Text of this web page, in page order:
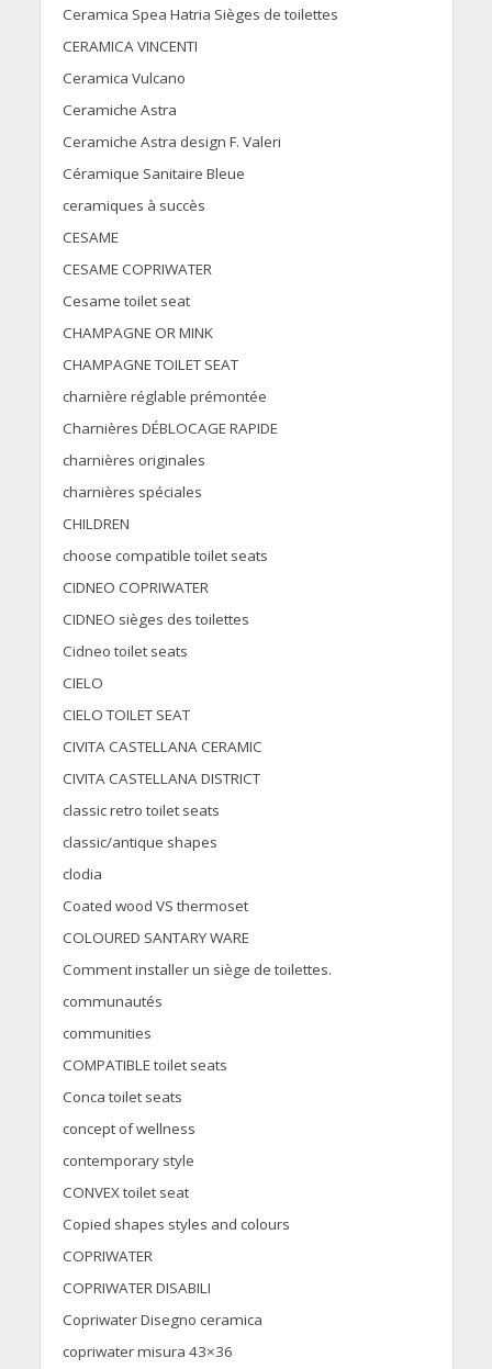
Ceramica Spea Hatria Sièges de toilettes
CERAMICA VINCENTI
Ceramica Vulcano
Ceramiche Astra
Ceramiche Astra design F. Valeri
Céramique Sanitaire Bleue
ceramiques à succès
CESAME
CESAME COPRIWATER
Cesame toilet seat
CHAMPAGNE OR MINK
CHAMPAGNE TOILET SEAT
charnière réglable prémontée
Charnières DÉBLOCAGE RAPIDE
charnières originales
charnières spéciales
CHILDREN
choose compatible toilet seats
CIDNEO COPRIWATER
CIDNEO sièges des toilettes
Cidneo toilet seats
CIELO
CIELO TOILET SEAT
CIVITA CASTELLANA CERAMIC
CIVITA CASTELLANA DISTRICT
classic retro toilet seats
classic/antique shapes
clodia
Coated wood VS thermoset
COLOURED SANTARY WARE
Comment installer un siège de toilettes.
communautés
communities
COMPATIBLE toilet seats
Conca toilet seats
concept of wellness
contemporary style
CONVEX toilet seat
Copied shapes styles and colours
COPRIWATER
COPRIWATER DISABILI
Copriwater Disegno ceramica
copriwater misura 43×36